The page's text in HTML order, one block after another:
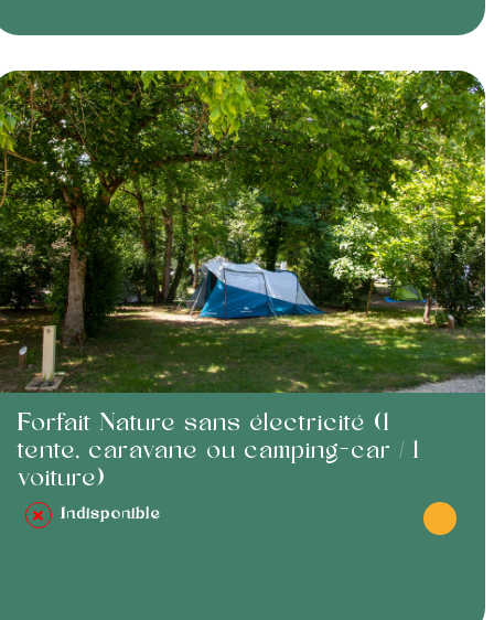
Forfait Nature sans électricité (1
tente, caravane ou camping-car / 1
voiture)
Indisponible